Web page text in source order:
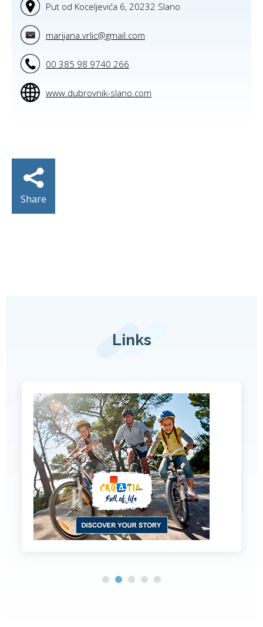
Put od Koceljevića 6, 20232 Slano
marijana.vrlic@gmail.com
00 385 98 9740 266
www.dubrovnik-slano.com
Share
Links